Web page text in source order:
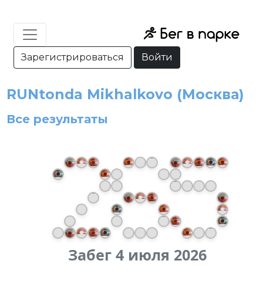
Зарегистрироваться Войти
RUNtonda Mikhalkovo (Москва)
Все результаты
Забег 4 июля 2026